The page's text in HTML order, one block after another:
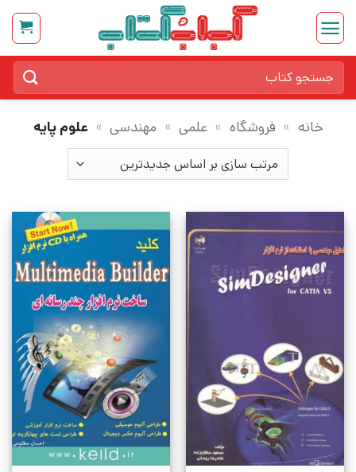
Skip
content
برای:
خانه » فروشگاه » علمی » مهندسی » علوم پایه